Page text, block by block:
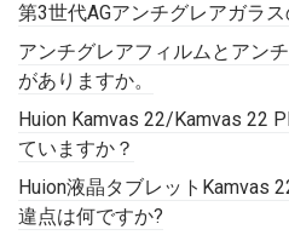
第3世代AGアンチグレアガラ
アンチグレアフィルムとアン
がありますか。
Huion Kamvas 22/Kamvas 22
ていますか？
Huion液晶タブレットKamvas
違点は何ですか?